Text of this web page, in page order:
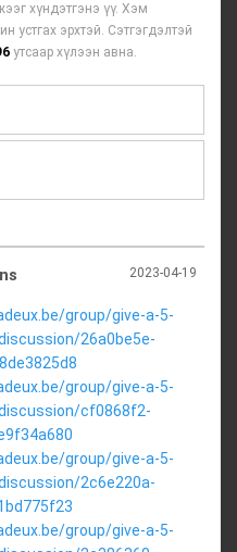
хүндэтгэнэ үү. Хэм
устгах эрхтэй. Сэтгэгдэлтэй
утсаар хүлээн авна.
2023-04-19
group/give-a-5-
26a0be5e-
group/give-a-5-
cf0868f2-
group/give-a-5-
2c6e220a-
group/give-a-5-